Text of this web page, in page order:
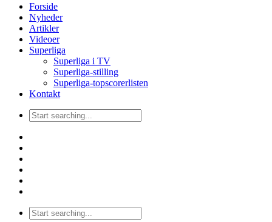
Forside
Nyheder
Artikler
Videoer
Superliga
Superliga i TV
Superliga-stilling
Superliga-topscorerlisten
Kontakt